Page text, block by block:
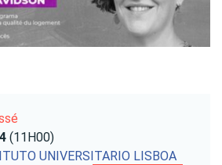
(11H00)
UNIVERSITARIO LISBOA